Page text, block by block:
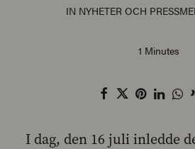
IN NYHETER OCH
1 Minutes
I dag, den 16 juli inledde